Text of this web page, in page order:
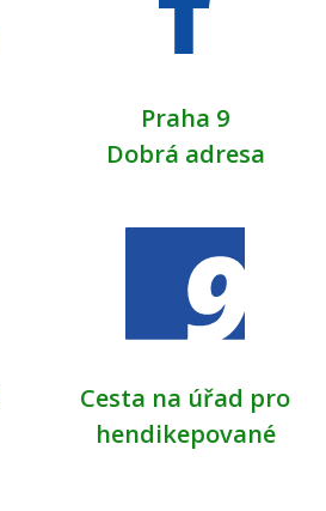
Praha 9
Dobrá adresa
Cesta na úřad pro
hendikepované